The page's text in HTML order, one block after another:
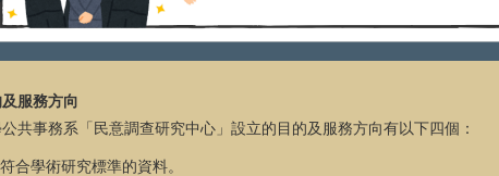
服務方向
共事務系「民意調查研究中心」設立的目的及服務方向有以下四個：
合學術研究標準的資料。